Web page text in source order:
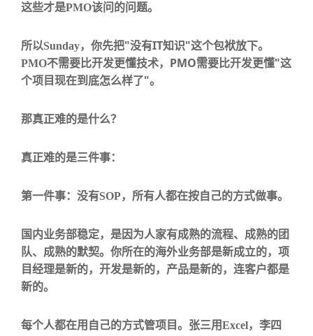
这些才是PMO该问的问题。
所以Sunday，你先把"没有IT知识"这个包袱放下。
PMO不需要比开发更懂技术， PMO需要比开发更懂"这
个项目现在到底怎么样了"。
那真正难的是什么？
真正难的是三件事：
第一件事：没有SOP，所有人都在按自己的方式做事。
国内业务部稳定，是因为人家有成熟的流程、成熟的团
队、成熟的默契。你所在的海外业务部是新成立的，项
目经理是新的，开发是新的，产品是新的，连客户都是
新的。
每个人都在用自己的方式管项目。张三用Excel，李四